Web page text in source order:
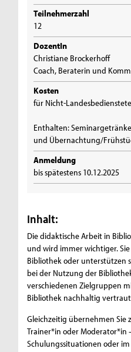
Teilnehmerzahl
12
DozentIn
Christiane Brockerhoff
Coach, Beraterin und
Kosten
für Nicht-
Enthalten:
und Übernachtung/
Anmeldung
bis spätestens 10.12.2025
Inhalt:
Die didaktische Arbeit in
und wird immer wichtiger.
Bibliothek oder unterstützen
bei der Nutzung der
verschiedenen Zielgruppen
Bibliothek nachhaltig
Gleichzeitig übernehmen Sie
Trainer*in oder Moderator*in
Schulungssituationen oder